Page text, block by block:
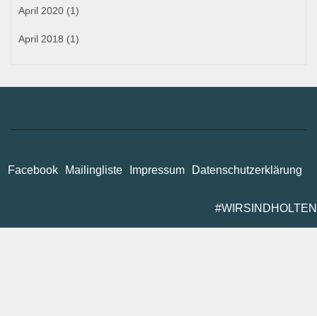
April 2020 (1)
April 2018 (1)
Facebook Mailingliste Impressum Datenschutzerklärung
#WIRSINDHOLTEN